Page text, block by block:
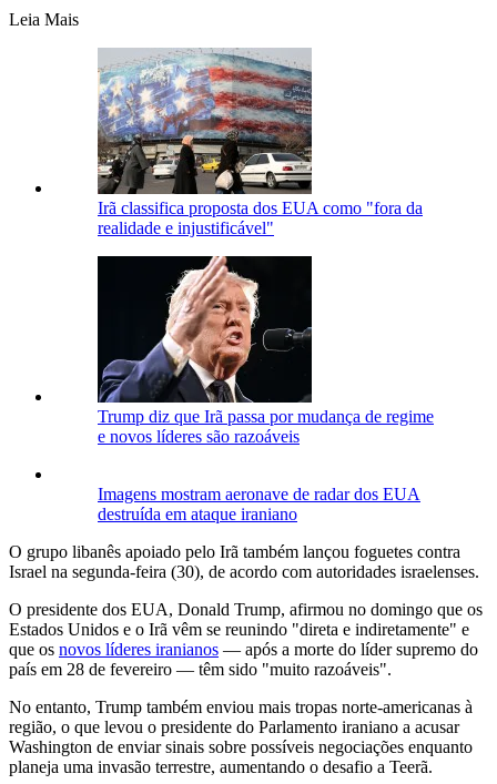
Leia Mais
Irã classifica proposta dos EUA como "fora da
realidade e injustificável"
Trump diz que Irã passa por mudança de regime
e novos líderes são razoáveis
Imagens mostram aeronave de radar dos EUA
destruída em ataque iraniano
O grupo libanês apoiado pelo Irã também lançou foguetes contra
Israel na segunda-feira (30), de acordo com autoridades israelenses.
O presidente dos EUA, Donald Trump, afirmou no domingo que os
Estados Unidos e o Irã vêm se reunindo "direta e indiretamente" e
que os novos líderes iranianos — após a morte do líder supremo do
país em 28 de fevereiro — têm sido "muito razoáveis".
No entanto, Trump também enviou mais tropas norte-americanas à
região, o que levou o presidente do Parlamento iraniano a acusar
Washington de enviar sinais sobre possíveis negociações enquanto
planeja uma invasão terrestre, aumentando o desafio a Teerã.